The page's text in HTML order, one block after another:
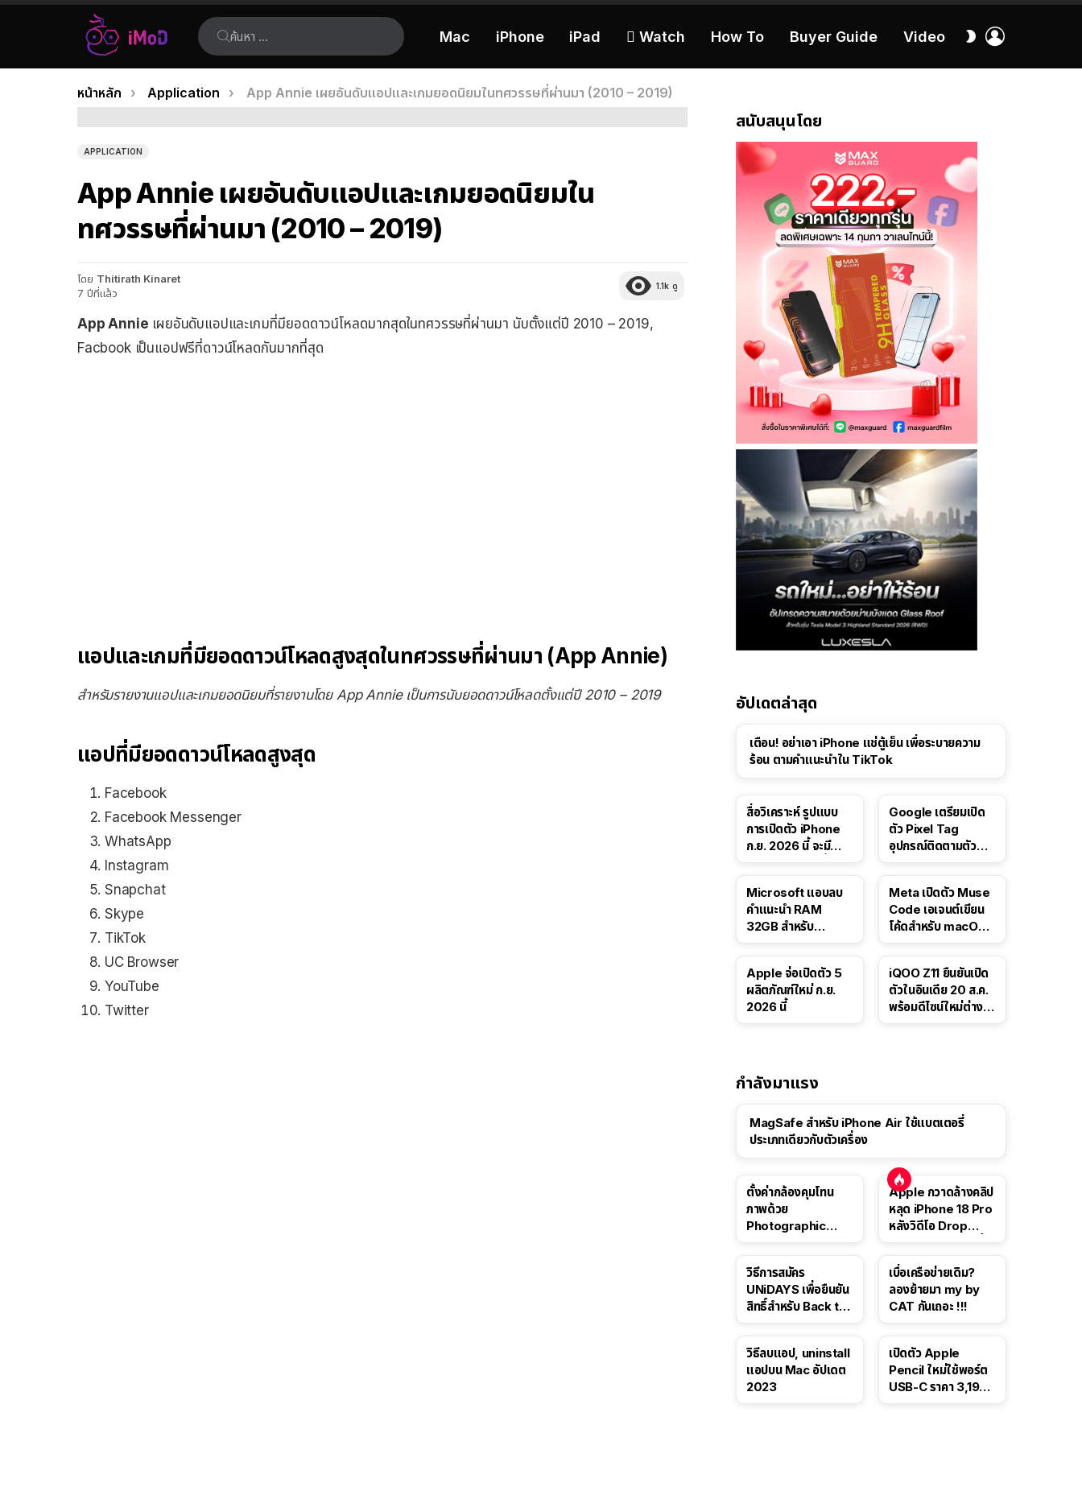
ค้นหา:
Mac iPhone iPad  Watch How To Buyer Guide Video
สลับ
เรื่อง
ล่าสุด
คุณอยู่ที่นี่:
หน้าหลัก Application App Annie เผยอันดับแอปและเกมยอดนิยมในทศวรรษที่ผ่านมา (2010 – 2019)
APPLICATION
App Annie เผยอันดับแอปและเกมยอดนิยมใน
ทศวรรษที่ผ่านมา (2010 – 2019)
โดย Thitirath Kinaret
7 ปีที่แล้ว
1.1k ดู
App Annie เผยอันดับแอปและเกมที่มียอดดาวน์โหลดมากสุดในทศวรรษที่ผ่านมา นับตั้งแต่ปี 2010 – 2019,
Facbook เป็นแอปฟรีที่ดาวน์โหลดกันมากที่สุด
แอปและเกมที่มียอดดาวน์โหลดสูงสุดในทศวรรษที่ผ่านมา (App Annie)
สำหรับรายงานแอปและเกมยอดนิยมที่รายงานโดย App Annie เป็นการนับยอดดาวน์โหลดตั้งแต่ปี 2010 – 2019
แอปที่มียอดดาวน์โหลดสูงสุด
Facebook
Facebook Messenger
WhatsApp
Instagram
Snapchat
Skype
TikTok
UC Browser
YouTube
Twitter
สนับสนุนโดย
อัปเดตล่าสุด
เตือน! อย่าเอา iPhone แช่ตู้เย็น เพื่อระบายความ
ร้อน ตามคำแนะนำใน TikTok
สื่อวิเคราะห์ รูปแบบ
การเปิดตัว iPhone
ก.ย. 2026 นี้ จะมี
Google เตรียมเปิด
ตัว Pixel Tag
อุปกรณ์ติดตามตัว
Microsoft แอบลบ
คำแนะนำ RAM
32GB สำหรับ
Meta เปิดตัว Muse
Code เอเจนต์เขียน
โค้ดสำหรับ macOS
Apple จ่อเปิดตัว 5
ผลิตภัณฑ์ใหม่ ก.ย.
2026 นี้
iQOO Z11 ยืนยันเปิด
ตัวในอินเดีย 20 ส.ค.
พร้อมดีไซน์ใหม่ต่าง
กำลังมาแรง
MagSafe สำหรับ iPhone Air ใช้แบตเตอรี่
ประเภทเดียวกับตัวเครื่อง
ตั้งค่ากล้องคุมโทน
ภาพด้วย
Photographic
Apple กวาดล้างคลิป
หลุด iPhone 18 Pro
หลังวิดีโอ Drop
วิธีการสมัคร
UNiDAYS เพื่อยืนยัน
สิทธิ์สำหรับ Back to
เบื่อเครือข่ายเดิม?
ลองย้ายมา my by
CAT กันเถอะ !!!
วิธีลบแอป, uninstall
แอปบน Mac อัปเดต
2023
เปิดตัว Apple
Pencil ใหม่ใช้พอร์ต
USB-C ราคา 3,190